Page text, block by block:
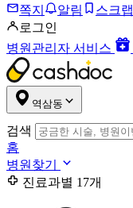
쪽지 알림
스크랩
로그인
병원관리자 서비스
역삼동
검색
홈
병원찾기
진료과별 17개